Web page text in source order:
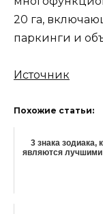
20 га,
паркинги и
Источник
Похожие статьи:
3 знака зодиака,
являются